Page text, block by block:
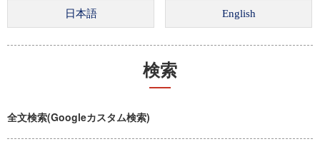
検索
全文検索(Googleカスタム検索)